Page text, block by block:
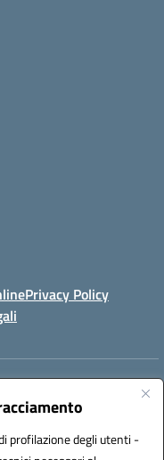
profilazione degli utenti -
Privacy Policy